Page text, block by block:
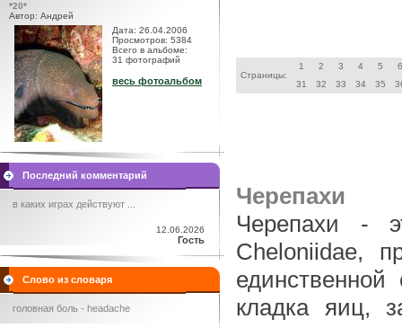
*20*
Автор: Андрей
Дата: 26.04.2006
Просмотров: 5384
Всего в альбоме:
31 фотографий
весь фотоальбом
Последний комментарий
в каких играх действуют ...
12.06.2026
Гость
Слово из словаря
головная боль - headache
Страницы:
1 2 3 4 5
6
31
32 33 34 35
Черепахи
Черепахи -
Cheloniidae,
кладка яиц,